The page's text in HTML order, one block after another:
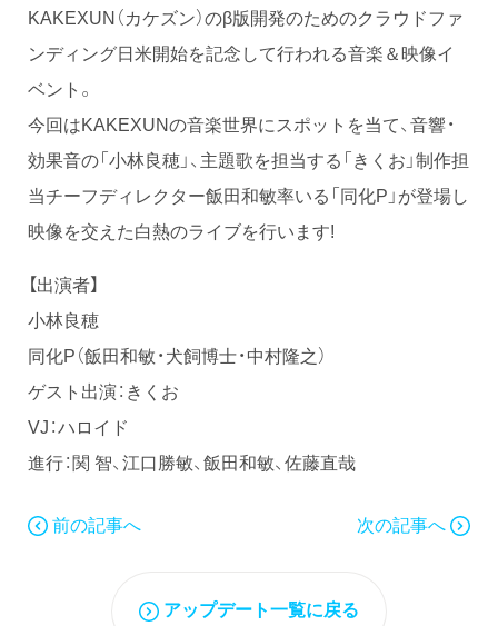
KAKEXUN（カケズン）のβ版開発のためのクラウドファ
ンディング日米開始を記念して行われる音楽＆映像イ
ベント。
今回はKAKEXUNの音楽世界にスポットを当て、音響・
効果音の「小林良穂」、主題歌を担当する「きくお」制作担
当チーフディレクター飯田和敏率いる「同化P」が登場し
映像を交えた白熱のライブを行います!
【出演者】
小林良穂
同化P（飯田和敏・犬飼博士・中村隆之）
ゲスト出演：きくお
VJ：ハロイド
進行：関 智、江口勝敏、飯田和敏、佐藤直哉
前の記事へ 次の記事へ
アップデート一覧に戻る